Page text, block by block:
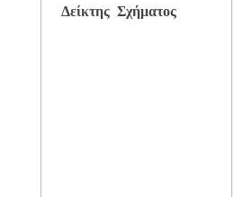
Δείκτης Σχήματος